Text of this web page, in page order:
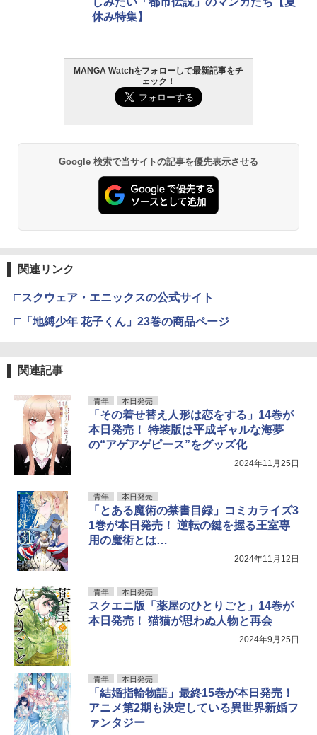
休み特集】
MANGA Watchをフォローして最新記事をチ
ェック！
Google 検索で当サイトの記事を優先表示させる
関連リンク
□スクウェア・エニックスの公式サイト
□「地縛少年 花子くん」23巻の商品ページ
関連記事
青年 本日発売
「その着せ替え人形は恋をする」14巻が
本日発売！ 特装版は平成ギャルな海夢
の“アゲアゲピース”をグッズ化
2024年11月25日
青年 本日発売
「とある魔術の禁書目録」コミカライズ3
1巻が本日発売！ 逆転の鍵を握る王室専
用の魔術とは…
2024年11月12日
青年 本日発売
スクエニ版「薬屋のひとりごと」14巻が
本日発売！ 猫猫が思わぬ人物と再会
2024年9月25日
青年 本日発売
「結婚指輪物語」最終15巻が本日発売！
アニメ第2期も決定している異世界新婚フ
ァンタジー